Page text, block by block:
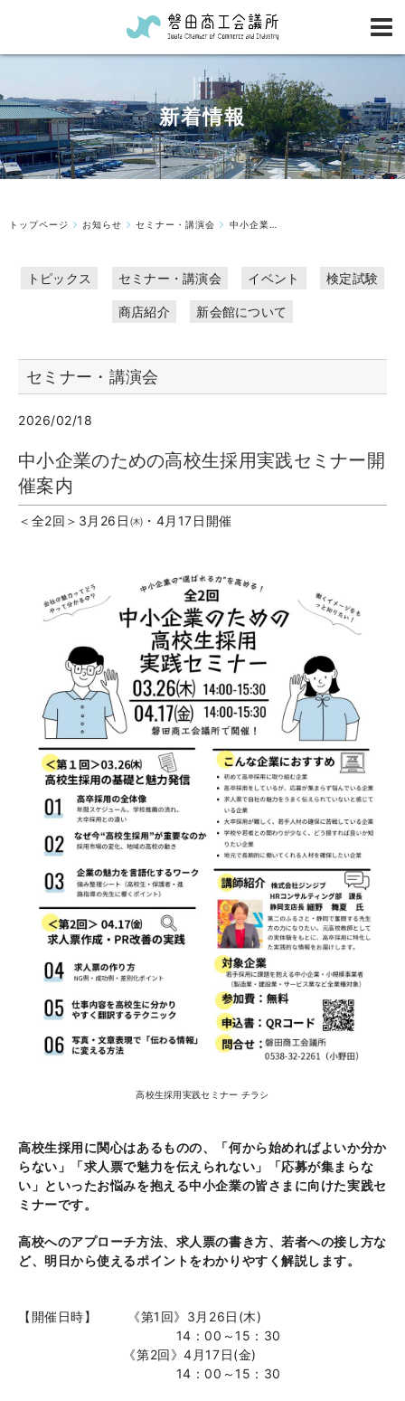
新着情報
トップページ お知らせ セミナー・講演会 中小企業のための高校生採用実践セミナー開催案内
トピックス セミナー・講演会 イベント 検定試験
商店紹介 新会館について
セミナー・講演会
2026/02/18
中小企業のための高校生採用実践セミナー開
催案内
＜全2回＞3月26日㈭・4月17日開催
高校生採用実践セミナー チラシ
高校生採用に関心はあるものの、「何から始めればよいか分か
らない」「求人票で魅力を伝えられない」「応募が集まらな
い」といったお悩みを抱える中小企業の皆さまに向けた実践セ
ミナーです。
高校へのアプローチ方法、求人票の書き方、若者への接し方な
ど、明日から使えるポイントをわかりやすく解説します。
【開催日時】 《第1回》3月26日(木)
14：00～15：30
《第2回》4月17日(金)
14：00～15：30